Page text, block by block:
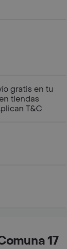
gratis en tu
tiendas
T&C
17